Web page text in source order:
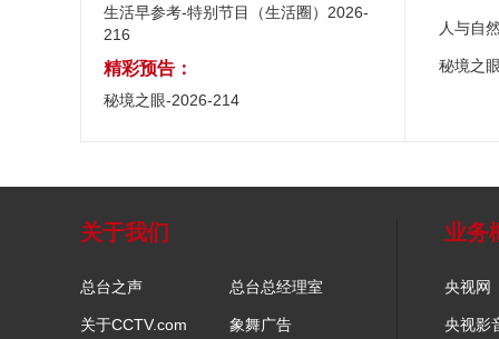
生活早参考-特别节目（生活圈）2026-
216
精彩预告：
秘境之眼-2026-214
人与自
秘境之
关于我们
总台之声 总台总经理室
关于CCTV.com 象舞广告
业务
央视网
央视影